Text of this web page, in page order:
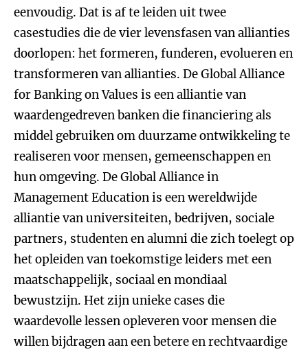
eenvoudig. Dat is af te leiden uit twee
casestudies die de vier levensfasen van allianties
doorlopen: het formeren, funderen, evolueren en
transformeren van allianties. De Global Alliance
for Banking on Values is een alliantie van
waardengedreven banken die financiering als
middel gebruiken om duurzame ontwikkeling te
realiseren voor mensen, gemeenschappen en
hun omgeving. De Global Alliance in
Management Education is een wereldwijde
alliantie van universiteiten, bedrijven, sociale
partners, studenten en alumni die zich toelegt op
het opleiden van toekomstige leiders met een
maatschappelijk, sociaal en mondiaal
bewustzijn. Het zijn unieke cases die
waardevolle lessen opleveren voor mensen die
willen bijdragen aan een betere en rechtvaardige